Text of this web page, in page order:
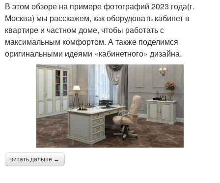
В этом обзоре на примере фотографий 2023 года(г.
Москва) мы расскажем, как оборудовать кабинет в
квартире и частном доме, чтобы работать с
максимальным комфортом. А также поделимся
оригинальными идеями «кабинетного» дизайна.
читать дальше →